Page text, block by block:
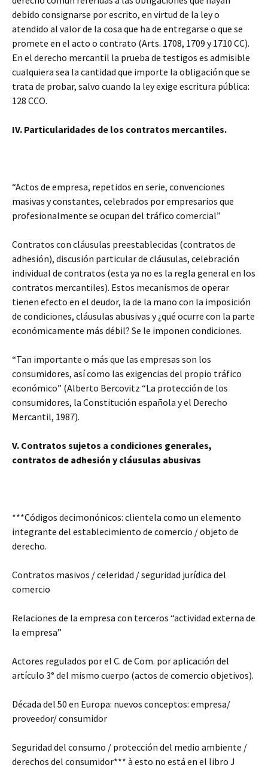
debido consignarse por escrito, en virtud de la ley o
atendido al valor de la cosa que ha de entregarse o que se
promete en el acto o contrato (Arts. 1708, 1709 y 1710 CC).
En el derecho mercantil la prueba de testigos es admisible
cualquiera sea la cantidad que importe la obligación que se
trata de probar, salvo cuando la ley exige escritura pública:
128 CCO.
IV. Particularidades de los contratos mercantiles.
“Actos de empresa, repetidos en serie, convenciones
masivas y constantes, celebrados por empresarios que
profesionalmente se ocupan del tráfico comercial”
Contratos con cláusulas preestablecidas (contratos de
adhesión), discusión particular de cláusulas, celebración
individual de contratos (esta ya no es la regla general en los
contratos mercantiles). Estos mecanismos de operar
tienen efecto en el deudor, la de la mano con la imposición
de condiciones, cláusulas abusivas y ¿qué ocurre con la parte
económicamente más débil? Se le imponen condiciones.
“Tan importante o más que las empresas son los
consumidores, así como las exigencias del propio tráfico
económico” (Alberto Bercovitz “La protección de los
consumidores, la Constitución española y el Derecho
Mercantil, 1987).
V. Contratos sujetos a condiciones generales,
contratos de adhesión y cláusulas abusivas
***Códigos decimonónicos: clientela como un elemento
integrante del establecimiento de comercio / objeto de
derecho.
Contratos masivos / celeridad / seguridad jurídica del
comercio
Relaciones de la empresa con terceros “actividad externa de
la empresa”
Actores regulados por el C. de Com. por aplicación del
artículo 3° del mismo cuerpo (actos de comercio objetivos).
Década del 50 en Europa: nuevos conceptos: empresa/
proveedor/ consumidor
Seguridad del consumo / protección del medio ambiente /
derechos del consumidor*** à esto no está en el libro J